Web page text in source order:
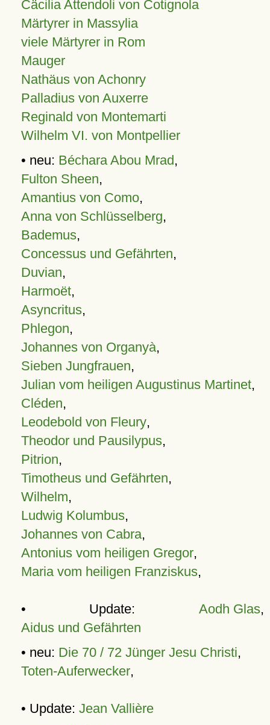
Cäcilia Attendoli von Cotignola
Märtyrer in Massylia
viele Märtyrer in Rom
Mauger
Nathäus von Achonry
Palladius von Auxerre
Reginald von Montemarti
Wilhelm VI. von Montpellier
• neu: Béchara Abou Mrad,
Fulton Sheen,
Amantius von Como,
Anna von Schlüsselberg,
Bademus,
Concessus und Gefährten,
Duvian,
Harmoët,
Asyncritus,
Phlegon,
Johannes von Organyà,
Sieben Jungfrauen,
Julian vom heiligen Augustinus Martinet,
Cléden,
Leodebold von Fleury,
Theodor und Pausilypus,
Pitrion,
Timotheus und Gefährten,
Wilhelm,
Ludwig Kolumbus,
Johannes von Cabra,
Antonius vom heiligen Gregor,
Maria vom heiligen Franziskus,
• Update: Aodh Glas,
Aidus und Gefährten
• neu: Die 70 / 72 Jünger Jesu Christi,
Toten-Auferwecker,
• Update: Jean Vallière